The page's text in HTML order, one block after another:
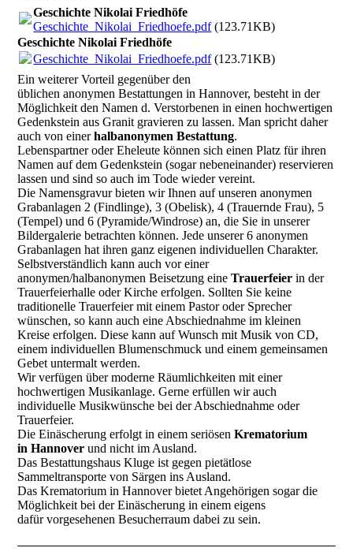
Geschichte Nikolai Friedhöfe
Geschichte_Nikolai_Friedhoefe.pdf(123.71KB)
Geschichte Nikolai Friedhöfe
Geschichte_Nikolai_Friedhoefe.pdf(123.71KB)
Ein weiterer Vorteil gegenüber den
üblichen anonymen Bestattungen in Hannover, besteht in der
Möglichkeit den Namen d. Verstorbenen in einen hochwertigen
Gedenkstein aus Granit gravieren zu lassen. Man spricht daher
auch von einerhalbanonymen Bestattung.
Lebenspartner oder Eheleute können sich einen Platz für ihren
Namen auf dem Gedenkstein (sogar nebeneinander) reservieren
lassen und sind so auch im Tode wieder vereint.
Die Namensgravur bieten wir Ihnen auf unseren anonymen
Grabanlagen 2 (Findlinge), 3 (Obelisk), 4 (Trauernde Frau), 5
(Tempel) und 6 (Pyramide/Windrose) an, die Sie in unserer
Bildergalerie betrachten können. Jede unserer 6 anonymen
Grabanlagen hat ihren ganz eigenen individuellen Charakter.
Selbstverständlich kann auch vor einer
anonymen/halbanonymen Beisetzung eineTrauerfeier in der
Trauerfeierhalle oder Kirche erfolgen. Sollten Sie keine
traditionelle Trauerfeier mit einem Pastor oder Sprecher
wünschen, so kann auch eine Abschiednahme im kleinen
Kreise erfolgen. Diese kann auf Wunsch mit Musik von CD,
einem individuellen Blumenschmuck und einem gemeinsamen
Gebet untermalt werden.
Wir verfügen über moderne Räumlichkeiten mit einer
hochwertigen Musikanlage. Gerne erfüllen wir auch
individuelle Musikwünsche bei der Abschiednahme oder
Trauerfeier.
Die Einäscherung erfolgt in einem seriösenKrematorium
in Hannover und nicht im Ausland.
Das Bestattungshaus Kluge ist gegen pietätlose
Sammeltransporte von Särgen ins Ausland.
Das Krematorium in Hannover bietet Angehörigen sogar die
Möglichkeit bei der Einäscherung in einem eigens
dafür vorgesehenen Besucherraum dabei zu sein.